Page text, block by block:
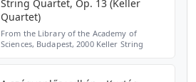
String Quartet, Op. 13 (Keller
Quartet)
From the Library of the Academy of
Sciences, Budapest, 2000 Keller String